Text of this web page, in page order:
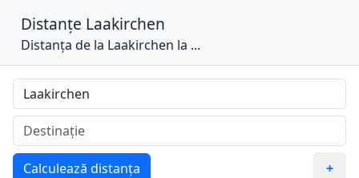
Distanțe Laakirchen
Distanța de la Laakirchen la ...
Calculează distanța +